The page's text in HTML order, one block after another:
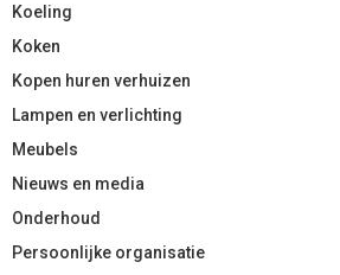
Koeling
Koken
Kopen huren verhuizen
Lampen en verlichting
Meubels
Nieuws en media
Onderhoud
Persoonlijke organisatie